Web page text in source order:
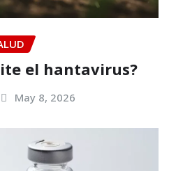
el hantavirus?
May 8, 2026